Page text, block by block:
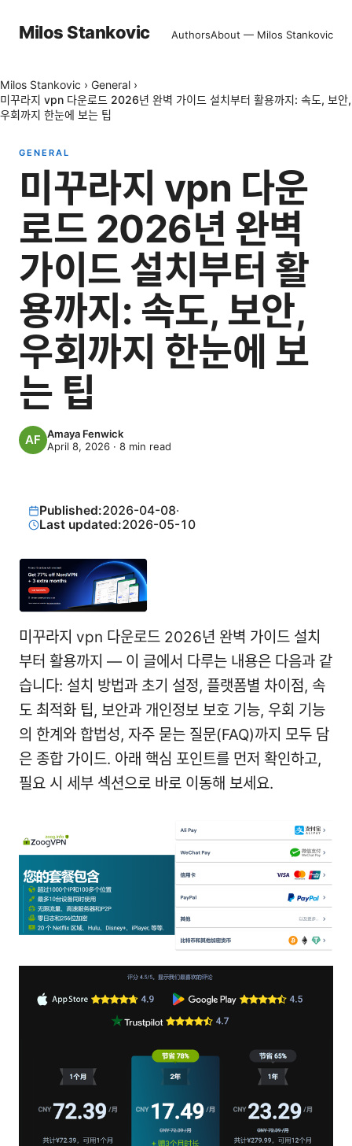
Milos Stankovic AuthorsAbout — Milos Stankovic
Milos Stankovic › General ›
미꾸라지 vpn 다운로드 2026년 완벽 가이드 설치부터 활용까지: 속도, 보안,
우회까지 한눈에 보는 팁
GENERAL
미꾸라지 vpn 다운
로드 2026년 완벽
가이드 설치부터 활
용까지: 속도, 보안,
우회까지 한눈에 보
는 팁
Amaya Fenwick
April 8, 2026 · 8 min read
Published:2026-04-08·
Last updated:2026-05-10
미꾸라지 vpn 다운로드 2026년 완벽 가이드 설치
부터 활용까지 — 이 글에서 다루는 내용은 다음과 같
습니다: 설치 방법과 초기 설정, 플랫폼별 차이점, 속
도 최적화 팁, 보안과 개인정보 보호 기능, 우회 기능
의 한계와 합법성, 자주 묻는 질문(FAQ)까지 모두 담
은 종합 가이드. 아래 핵심 포인트를 먼저 확인하고,
필요 시 세부 섹션으로 바로 이동해 보세요.